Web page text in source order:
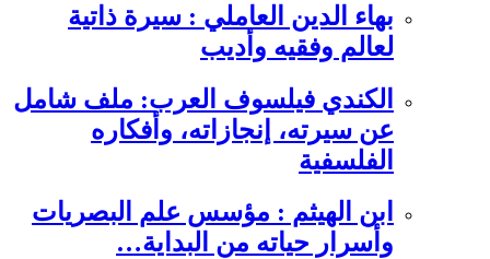
بهاء الدين العاملي : سيرة ذاتية
لعالم وفقيه وأديب
الكندي فيلسوف العرب: ملف شامل
عن سيرته، إنجازاته، وأفكاره
الفلسفية
ابن الهيثم : مؤسس علم البصريات
وأسرار حياته من البداية…